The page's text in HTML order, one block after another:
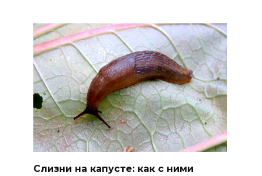
Cлизни на капусте: как с ними